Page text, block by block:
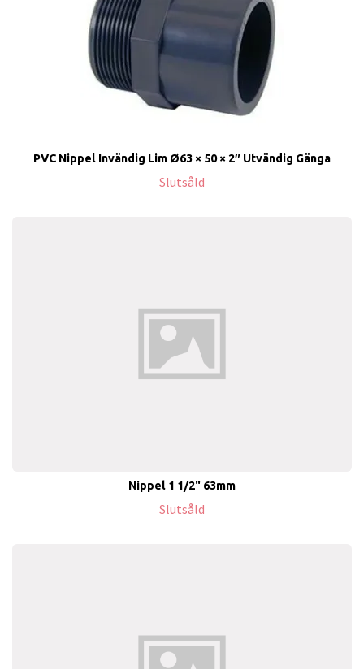
PVC Nippel Invändig Lim Ø63 × 50 × 2″ Utvändig Gänga
Slutsåld
Nippel 1 1/2" 63mm
Slutsåld